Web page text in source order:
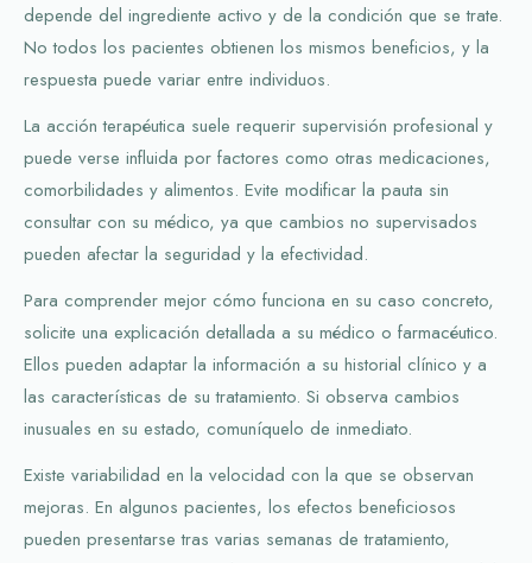
depende del ingrediente activo y de la condición que se trate.
No todos los pacientes obtienen los mismos beneficios, y la
respuesta puede variar entre individuos.
La acción terapéutica suele requerir supervisión profesional y
puede verse influida por factores como otras medicaciones,
comorbilidades y alimentos. Evite modificar la pauta sin
consultar con su médico, ya que cambios no supervisados
pueden afectar la seguridad y la efectividad.
Para comprender mejor cómo funciona en su caso concreto,
solicite una explicación detallada a su médico o farmacéutico.
Ellos pueden adaptar la información a su historial clínico y a
las características de su tratamiento. Si observa cambios
inusuales en su estado, comuníquelo de inmediato.
Existe variabilidad en la velocidad con la que se observan
mejoras. En algunos pacientes, los efectos beneficiosos
pueden presentarse tras varias semanas de tratamiento,